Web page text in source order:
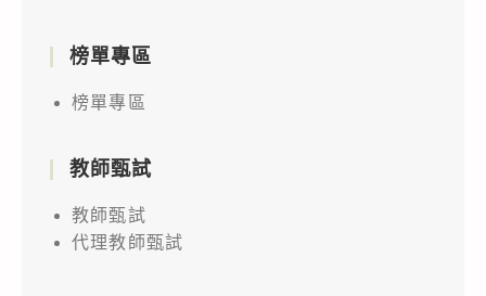
榜單專區
榜單專區
教師甄試
教師甄試
代理教師甄試